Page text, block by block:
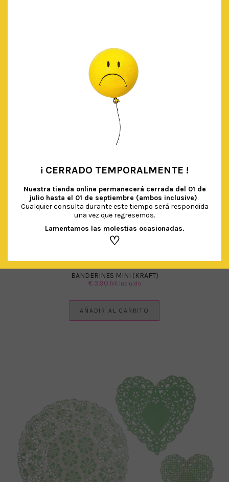
BANDERINES MINI (KRAFT)
€3.90 IVA Incluido
AÑADIR AL CARRITO
¡ CERRADO TEMPORALMENTE !
Nuestra tienda online permanecerá cerrada del 01 de
julio hasta el 01 de septiembre (ambos inclusive).
Cualquier consulta durante este tiempo será respondida
una vez que regresemos.
Lamentamos las molestias ocasionadas.
♡